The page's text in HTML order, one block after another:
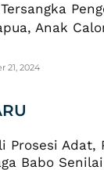
Anak
21, 2024
Prosesi Adat,
Babo